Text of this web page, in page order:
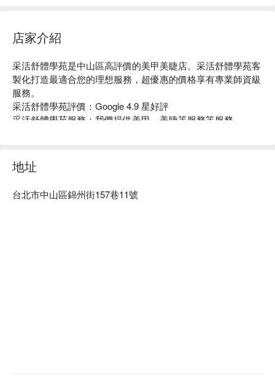
店家介紹
采活舒體學苑是中山區高評價的美甲美睫店。采活舒體學苑客
製化打造最適合您的理想服務，超優惠的價格享有專業師資級
服務。
采活舒體學苑評價：Google 4.9 星好評
采活舒體學苑服務：我們提供美甲、美睫等服務等服務
采活舒體學苑預約、采活舒體學苑價格、采活舒體學苑優惠立
地址
台北市中山區錦州街157巷11號